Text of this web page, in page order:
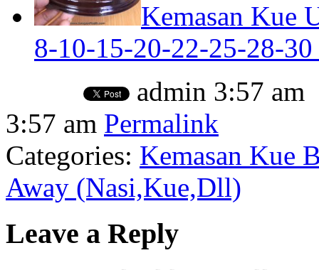
Kemasan Kue
8-10-15-20-22-25-28-
admin 3:57 am
3:57 am Permalink
Categories: Kemasan Kue
Away (Nasi,Kue,Dll)
Leave a Reply